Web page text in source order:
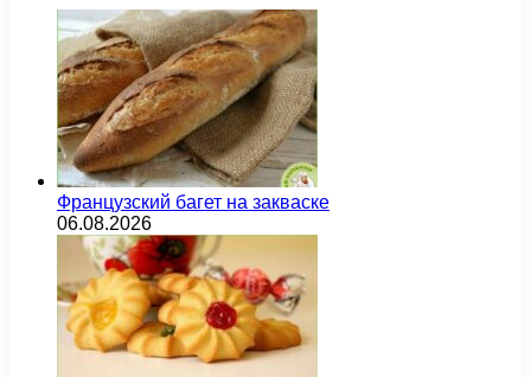
Французский багет на закваске
06.08.2026